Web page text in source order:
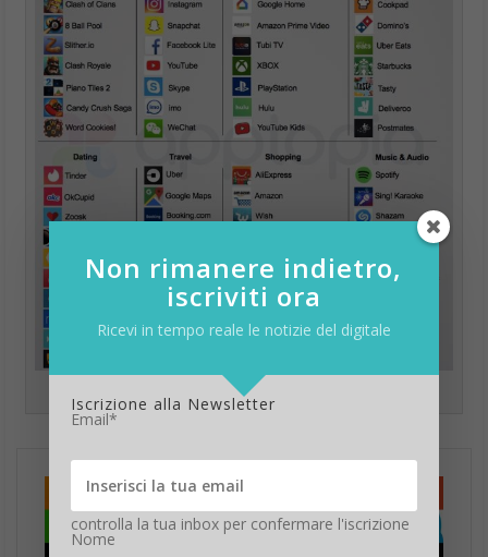
Le App più scaricate per categoria secondo Apptopia – 2017
Non rimanere indietro,
iscriviti ora
Ricevi in tempo reale le notizie del digitale
Iscrizione alla Newsletter
Email*
controlla la tua inbox per confermare l'iscrizione
Nome